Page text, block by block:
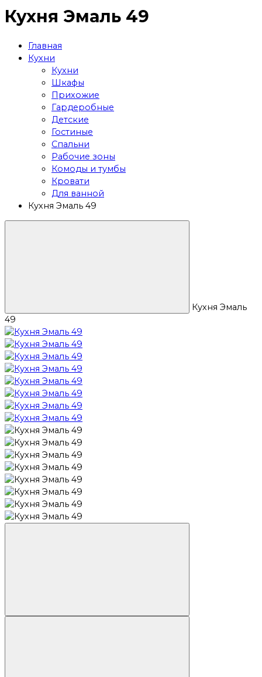
Кухня Эмаль 49
Главная
Кухни
Кухни
Шкафы
Прихожие
Гардеробные
Детские
Гостиные
Спальни
Рабочие зоны
Комоды и тумбы
Кровати
Для ванной
Кухня Эмаль 49
Кухня Эмаль
49